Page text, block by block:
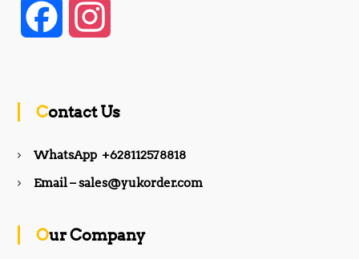
b a
Contact Us
WhatsApp +628112578818
Email – sales@yukorder.com
Our Company